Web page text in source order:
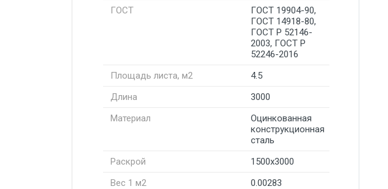
ГОСТ
ГОСТ 19904-90,
ГОСТ 14918-80,
ГОСТ Р 52146-
2003, ГОСТ Р
52246-2016
Площадь листа, м2
4.5
Длина
3000
Материал
Оцинкованная
конструкционная
сталь
Раскрой
1500x3000
Вес 1 м2
0.00283